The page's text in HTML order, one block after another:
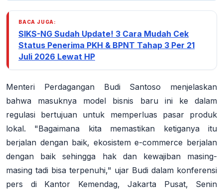
BACA JUGA:
SIKS-NG Sudah Update! 3 Cara Mudah Cek
Status Penerima PKH & BPNT Tahap 3 Per 21
Juli 2026 Lewat HP
Menteri Perdagangan Budi Santoso menjelaskan
bahwa masuknya model bisnis baru ini ke dalam
regulasi bertujuan untuk memperluas pasar produk
lokal. "Bagaimana kita memastikan ketiganya itu
berjalan dengan baik, ekosistem e-commerce berjalan
dengan baik sehingga hak dan kewajiban masing-
masing tadi bisa terpenuhi," ujar Budi dalam konferensi
pers di Kantor Kemendag, Jakarta Pusat, Senin